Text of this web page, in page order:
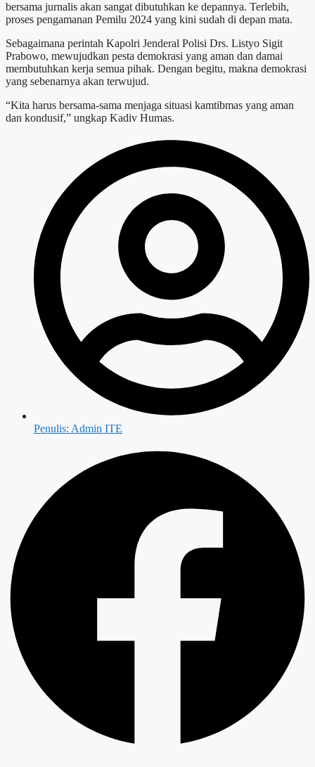
bersama jurnalis akan sangat dibutuhkan ke depannya. Terlebih,
proses pengamanan Pemilu 2024 yang kini sudah di depan mata.
Sebagaimana perintah Kapolri Jenderal Polisi Drs. Listyo Sigit
Prabowo, mewujudkan pesta demokrasi yang aman dan damai
membutuhkan kerja semua pihak. Dengan begitu, makna demokrasi
yang sebenarnya akan terwujud.
“Kita harus bersama-sama menjaga situasi kamtibmas yang aman
dan kondusif,” ungkap Kadiv Humas.
Penulis: Admin ITE